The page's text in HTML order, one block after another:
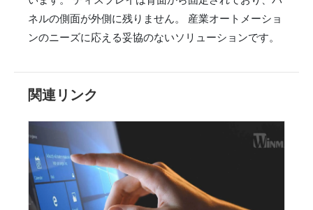
ネルの側面が外側に残りません。 産業オートメーショ
ンのニーズに応える妥協のないソリューションです。
関連リンク